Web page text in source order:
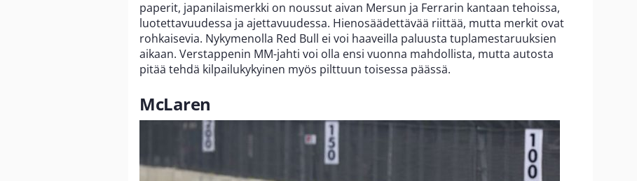
paperit, japanilaismerkki on noussut aivan Mersun ja Ferrarin kantaan tehoissa,
luotettavuudessa ja ajettavuudessa. Hienosäädettävää riittää, mutta merkit ovat
rohkaisevia. Nykymenolla Red Bull ei voi haaveilla paluusta tuplamestaruuksien
aikaan. Verstappenin MM-jahti voi olla ensi vuonna mahdollista, mutta autosta
pitää tehdä kilpailukykyinen myös pilttuun toisessa päässä.
McLaren